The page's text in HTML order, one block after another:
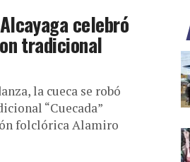
celebró
tradicional
la cueca se robó
“Cuecada”
folclórica Alamiro